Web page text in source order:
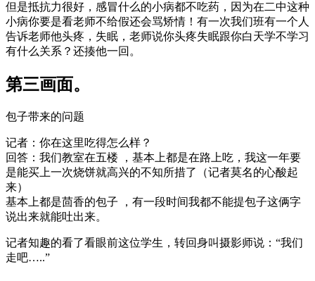
但是抵抗力很好，感冒什么的小病都不吃药，因为在二中这种
小病你要是看老师不给假还会骂矫情！有一次我们班有一个人
告诉老师他头疼，失眠，老师说你头疼失眠跟你白天学不学习
有什么关系？还揍他一回。
第三画面。
包子带来的问题
记者：你在这里吃得怎么样？
回答：我们教室在五楼 ，基本上都是在路上吃，我这一年要
是能买上一次烧饼就高兴的不知所措了（记者莫名的心酸起
来）
基本上都是茴香的包子 ，有一段时间我都不能提包子这俩字
说出来就能吐出来。
记者知趣的看了看眼前这位学生，转回身叫摄影师说：“我们
走吧…..”